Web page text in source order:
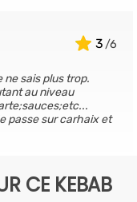
3
ne sais plus trop.
au niveau
passe sur carhaix et
CE KEBAB